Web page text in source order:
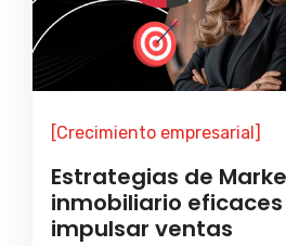
[Crecimiento empresarial]
Estrategias de
inmobiliario
impulsar ventas